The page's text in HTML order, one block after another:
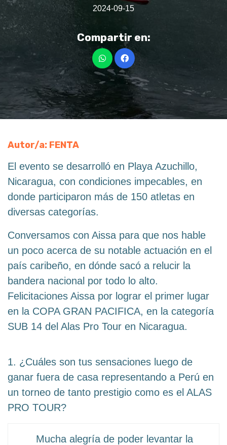
2024-09-15
Compartir en:
Autor/a: FENTA
El evento se desarrolló en Playa Azuchillo,
Nicaragua, con condiciones impecables, en
donde participaron más de 150 atletas en
diversas categorías.
Conversamos con Aissa para que nos hable
un poco acerca de su notable actuación en el
país caribeño, en dónde sacó a relucir la
bandera nacional por todo lo alto.
Felicitaciones Aissa por lograr el primer lugar
en la COPA GRAN PACIFICA, en la categoría
SUB 14 del Alas Pro Tour en Nicaragua.
1. ¿Cuáles son tus sensaciones luego de
ganar fuera de casa representando a Perú en
un torneo de tanto prestigio como es el ALAS
PRO TOUR?
Mucha alegría de poder levantar la